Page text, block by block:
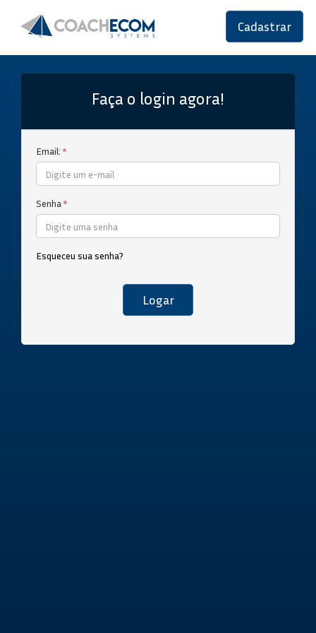
Cadastrar
Faça o login agora!
Email: *
Senha*
Esqueceu sua senha?
Logar